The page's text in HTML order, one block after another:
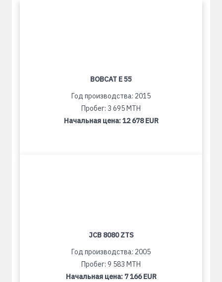
BOBCAT E 55
Год производства: 2015
Пробег: 3 695 MTH
Начальная цена:12 678 EUR
JCB 8080 ZTS
Год производства: 2005
Пробег: 9 583 MTH
Начальная цена: 7 166 EUR